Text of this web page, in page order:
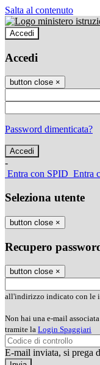
Salta al contenuto
Accedi
Accedi
button close ×
Password dimenticata?
-
Entra con SPID Entra
Seleziona utente
button close ×
Recupero
button close ×
all'indirizzo indicato con le
Non hai una e-mail
tramite la Login Spaggiari
E-mail inviata, si prega